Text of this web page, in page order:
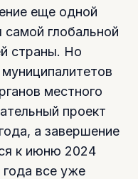
еще одной
глобальной
страны. Но
местного
проект
а завершение
к июню 2024
все уже